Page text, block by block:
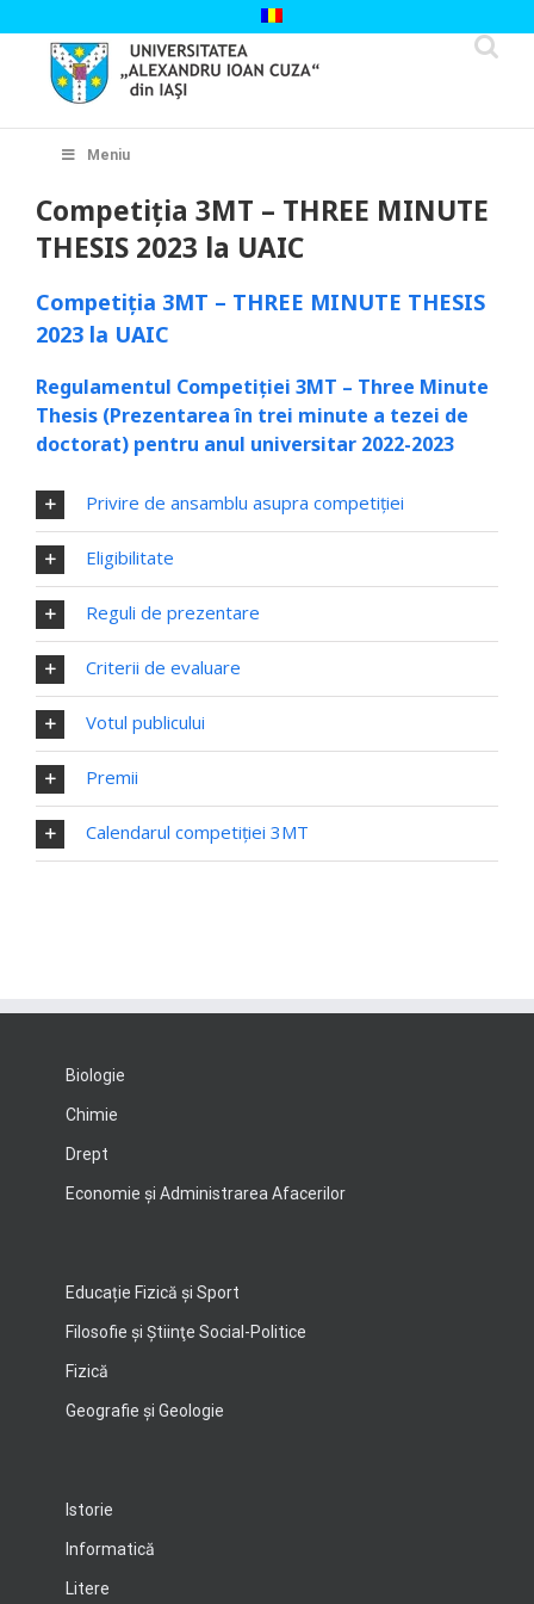
to
content
Meniu
Competiția 3MT – THREE MINUTE
THESIS 2023 la UAIC
Competiția 3MT – THREE MINUTE THESIS
2023 la UAIC
Regulamentul Competiției 3MT – Three Minute
Thesis (Prezentarea în trei minute a tezei de
doctorat) pentru anul universitar 2022-2023
Privire de ansamblu asupra competiţiei
Eligibilitate
Reguli de prezentare
Criterii de evaluare
Votul publicului
Premii
Calendarul competiției 3MT
Biologie
Chimie
Drept
Economie şi Administrarea Afacerilor
Educație Fizică și Sport
Filosofie şi Ştiinţe Social-Politice
Fizică
Geografie şi Geologie
Istorie
Informatică
Litere